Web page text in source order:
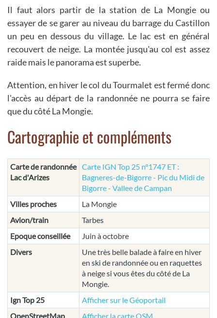
Il faut alors partir de la station de La Mongie ou
essayer de se garer au niveau du barrage du Castillon
un peu en dessous du village. Le lac est en général
recouvert de neige. La montée jusqu'au col est assez
raide mais le panorama est superbe.
Attention, en hiver le col du Tourmalet est fermé donc
l'accès au départ de la randonnée ne pourra se faire
que du côté La Mongie.
Cartographie et compléments
Carte de randonnée
Lac d'Arizes
Carte IGN Top 25 n°1747 ET :
Bagneres-de-Bigorre - Pic du Midi de
Bigorre - Vallee de Campan
Villes proches
La Mongie
Avion/train
Tarbes
Epoque conseillée
Juin à octobre
Divers
Une très belle balade à faire en hiver
en ski de randonnée ou en raquettes
à neige si vous êtes du côté de La
Mongie.
Ign Top 25
Afficher sur le Géoportail
OpenStreetMap
Afficher la carte OSM